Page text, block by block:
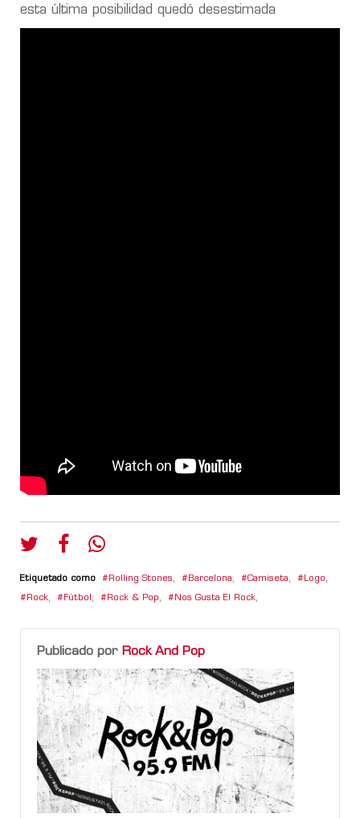
esta última posibilidad quedó desestimada
Etiquetado como Rolling Stones, Barcelona, Camiseta, Logo,
Rock, Fútbol , Rock & Pop, Nos Gusta El Rock,
Publicado por Rock And Pop